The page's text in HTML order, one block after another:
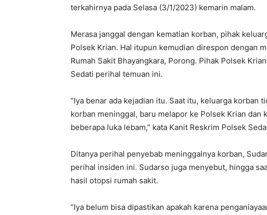
terkahirnya pada Selasa (3/1/2023) kemarin malam.
Merasa janggal dengan kematian korban, pihak
Polsek Krian. Hal itupun kemudian direspon dengan
Rumah Sakit Bhayangkara, Porong. Pihak Polsek
Sedati perihal temuan ini.
“Iya benar ada kejadian itu. Saat itu, keluarga korban
korban meninggal, baru melapor ke Polsek Krian dan
beberapa luka lebam,” kata Kanit Reskrim Polsek
Ditanya perihal penyebab meninggalnya korban,
perihal insiden ini. Sudarso juga menyebut, hingga
hasil otopsi rumah sakit.
“Iya belum bisa dipastikan apakah karena